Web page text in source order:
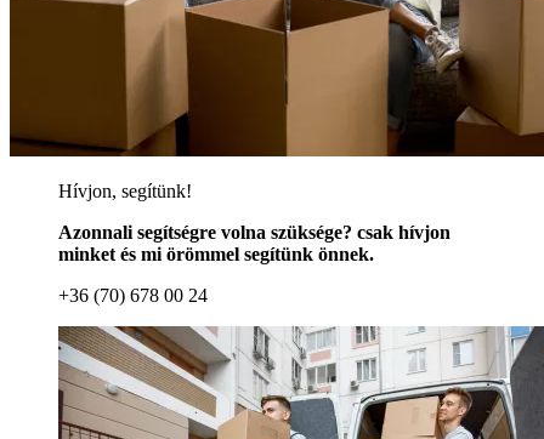
Hívjon, segítünk!
Azonnali segítségre volna szüksége? csak hívjon
minket és mi örömmel segítünk önnek.
+36 (70) 678 00 24